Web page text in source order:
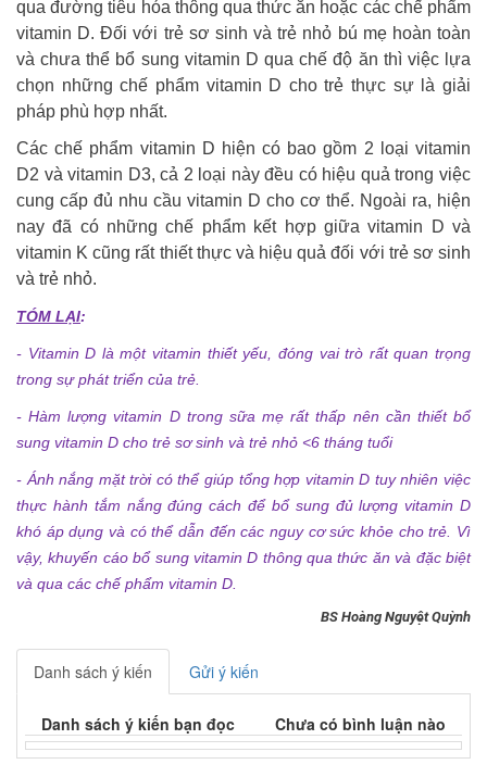
qua đường tiêu hóa thông qua thức ăn hoặc các chế phẩm
vitamin D. Đối với trẻ sơ sinh và trẻ nhỏ bú mẹ hoàn toàn
và chưa thể bổ sung vitamin D qua chế độ ăn thì việc lựa
chọn những chế phẩm vitamin D cho trẻ thực sự là giải
pháp phù hợp nhất.
Các chế phẩm vitamin D hiện có bao gồm 2 loại vitamin
D2 và vitamin D3, cả 2 loại này đều có hiệu quả trong việc
cung cấp đủ nhu cầu vitamin D cho cơ thể. Ngoài ra, hiện
nay đã có những chế phẩm kết hợp giữa vitamin D và
vitamin K cũng rất thiết thực và hiệu quả đối với trẻ sơ sinh
và trẻ nhỏ.
TÓM LẠI:
- Vitamin D là một vitamin thiết yếu, đóng vai trò rất quan trọng
trong sự phát triển của trẻ.
- Hàm lượng vitamin D trong sữa mẹ rất thấp nên cần thiết bổ
sung vitamin D cho trẻ sơ sinh và trẻ nhỏ <6 tháng tuổi
- Ánh nắng mặt trời có thể giúp tổng hợp vitamin D tuy nhiên việc
thực hành tắm nắng đúng cách để bổ sung đủ lượng vitamin D
khó áp dụng và có thể dẫn đến các nguy cơ sức khỏe cho trẻ. Vì
vậy, khuyến cáo bổ sung vitamin D thông qua thức ăn và đặc biệt
và qua các chế phẩm vitamin D.
BS Hoàng Nguyệt Quỳnh